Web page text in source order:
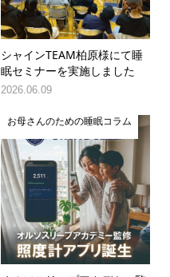
シャインTEAM柏原様にて睡
眠セミナーを実施しました
2026.06.09
お母さんのための睡眠コラム